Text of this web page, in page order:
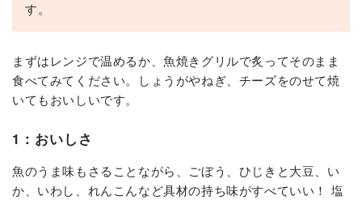
す。
まずはレンジで温めるか、魚焼きグリルで炙ってそのまま
食べてみてください。しょうがやねぎ、チーズをのせて焼
いてもおいしいです。
1：おいしさ
魚のうま味もさることながら、ごぼう、ひじきと大豆、い
か、いわし、れんこんなど具材の持ち味がすべていい！ 塩